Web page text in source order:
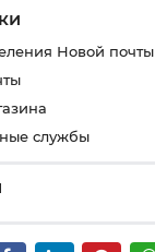
Новой почты
службы